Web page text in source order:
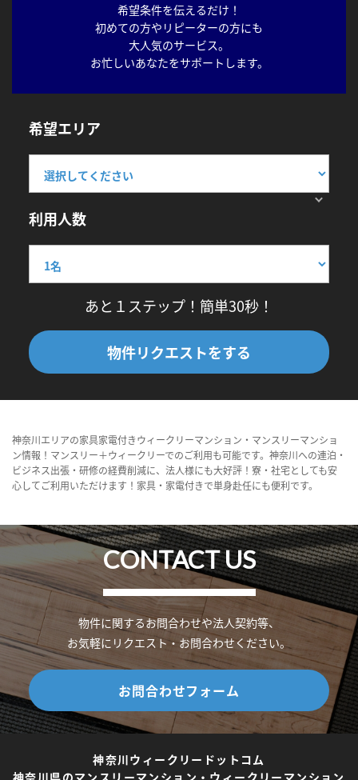
希望条件を伝えるだけ！
初めての方やリピーターの方にも
大人気のサービス。
お忙しいあなたをサポートします。
希望エリア
利用人数
あと１ステップ！簡単30秒！
物件リクエストをする
神奈川エリアの家具家電付きウィークリーマンション・マンスリーマンショ
ン情報！マンスリー＋ウィークリーでのご利用も可能です。神奈川への連泊・
ビジネス出張・研修の経費削減に、法人様にも大好評！寮・社宅としても安
心してご利用いただけます！家具・家電付きで単身赴任にも便利です。
CONTACT US
物件に関するお問合わせや法人契約等、
お気軽にリクエスト・お問合わせください。
お問合わせフォーム
神奈川ウィークリードットコム